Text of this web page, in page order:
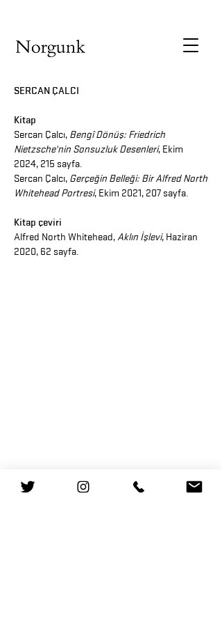
SERCAN ÇALCI
Kitap
Sercan Çalcı, Bengî Dönüş: Friedrich
Nietzsche'nin Sonsuzluk Desenleri, Ekim
2024, 215 sayfa.
Sercan Çalcı, Gerçeğin Belleği: Bir Alfred North
Whitehead Portresi, Ekim 2021, 207 sayfa.
Kitap çeviri
Alfred North Whitehead,Aklın İşlevi, Haziran
2020, 62 sayfa.